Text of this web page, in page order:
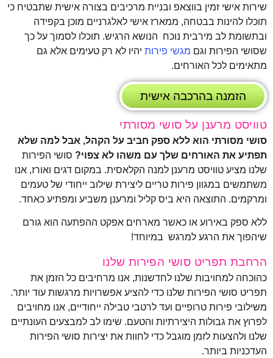
שירות אישי זמין בווצאפ ובניית מרכיבים בצורה אישית שתבטיח כי
תוכלו להינות בבטחה, ממארז אישי לאלגרניים מוכן בקפידה
ובתשומת לב מירבית נוכח הנושא הרגיש. תוכלו לסמוך על כך
שסושי הפירות וגם מגשי פירות יהיו לא רק טעימים אלא גם
מתאימים לכל האורחים.
הזמנה בהרכבה אישית
טוויסט מרענן על סושי מסורתי
סושי מסורתי הוא ללא ספק חביב על הקהל, אבל למה שלא
תפתיע את האורחים שלך עם משהו לא צפוי? סושי הפירות
שלנו מציע טוויסט מרענן למנה הקלאסית. במקום דגים ואורז, אנו
משתמשים במגוון פירות טריים ליצירת שילוב ייחודי של טעמים
ומרקמים. התוצאה היא ביס קליל ומרענן משביע ומפתיע כאחד.
ללא ספק באירוע או כאשר מארחים אפקט ההפתעה הוא גורם
שיהפוך את הרגע למרגש במיוחד!
הרחבת תפריט סושי הפירות שלנו
כהוכחה למחויבות שלנו לחדשנות, אנו מרחיבים כל הזמן את
תפריט סושי הפירות שלנו כדי להציע אפשרויות מרגשות עוד יותר.
משילובי פירות טרופיים ועד לרטבי טבילה ייחודיים, אנו מחויבים
לפרוץ את גבולות היצירתיות והטעם. שימו לב למבצעים העונתיים
שלנו ולהצעות לזמן מוגבל כדי לחוות את יצירות סושי הפירות
העדכניות ביותר.